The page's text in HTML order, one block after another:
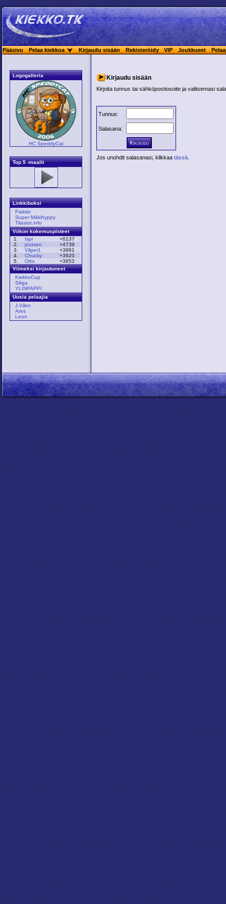
Pääsivu Pelaa kiekkoa Kirjaudu sisään Rekisteröidy VIP Joukkueet
Logogalleria
HC SpeddyCat
Top 5 -maalit
Linkkiboksi
Paitsio
Super Mäkihyppy
Tilastot.info
Viikon kokemuspisteet
1.
Ispi
+6137
2.
joutsen
+4739
3.
Vilper1
+3991
4.
Chucky
+3920
5.
Otto
+3853
Viimeksi kirjautuneet
KiekkoCup
Sliiga
YLINPAPPI
Uusia pelaajia
J.Vilen
Ares
Leon
Kirjaudu sisään
Kirjoita tunnus tai sähköpostiosoite ja valitsemasi
Tunnus:
Salasana:
Jos unohdit salasanasi, klikkaa tässä